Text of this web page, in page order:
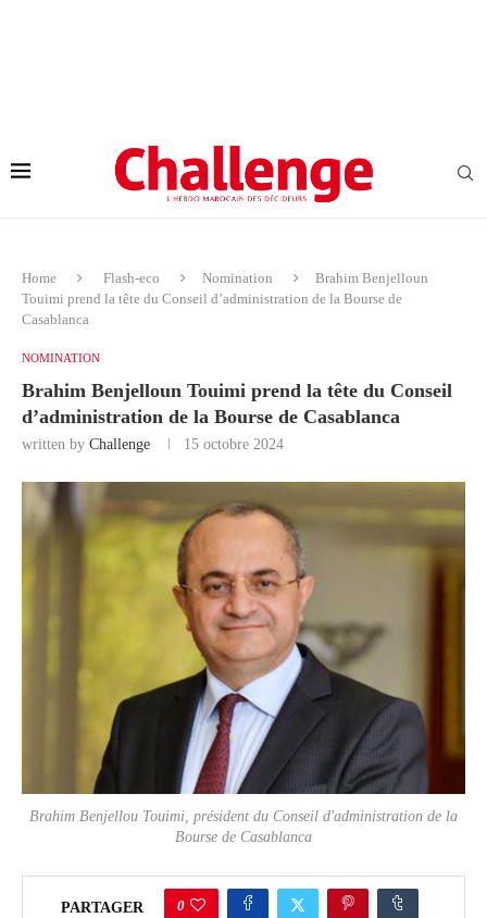
Home Flash-eco Nomination
Brahim Benjelloun
Touimi prend la tête du Conseil d’administration de la Bourse de
Casablanca
NOMINATION
Brahim Benjelloun Touimi prend la tête du Conseil
d’administration de la Bourse de Casablanca
written by Challenge 15 octobre 2024
Brahim Benjellou Touimi, président du Conseil d'administration de la
Bourse de Casablanca
PARTAGER 0